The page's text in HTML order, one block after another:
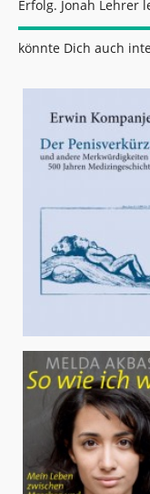
Erfolg. Jonah Lehrer
könnte Dich auch